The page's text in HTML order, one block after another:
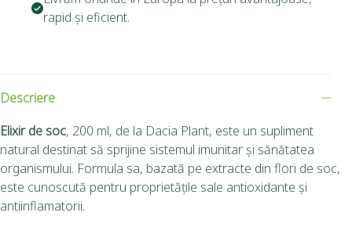
rapid și eficient.
Descriere
Elixir de soc, 200 ml, de la Dacia Plant, este un supliment
natural destinat să sprijine sistemul imunitar și sănătatea
organismului. Formula sa, bazată pe extracte din flori de soc,
este cunoscută pentru proprietățile sale antioxidante și
antiinflamatorii.